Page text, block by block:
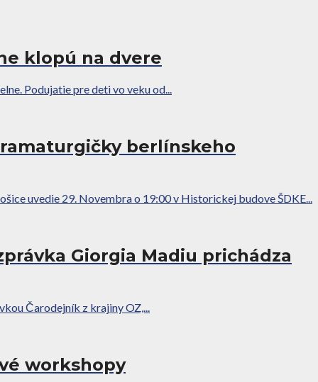
klopú na dvere
Podujatie pre deti vo veku od...
berlínskeho
uvedie 29. Novembra o 19:00 v Historickej budove ŠDKE...
Giorgia Madiu prichádza
Čarodejník z krajiny OZ,...
workshopy